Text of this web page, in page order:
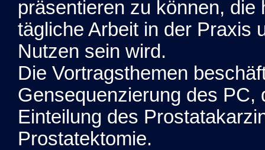
präsentieren zu können, die
tägliche Arbeit in der Praxis
Nutzen sein wird.
Die Vortragsthemen
Gensequenzierung des PC,
Einteilung des
Prostatektomie.